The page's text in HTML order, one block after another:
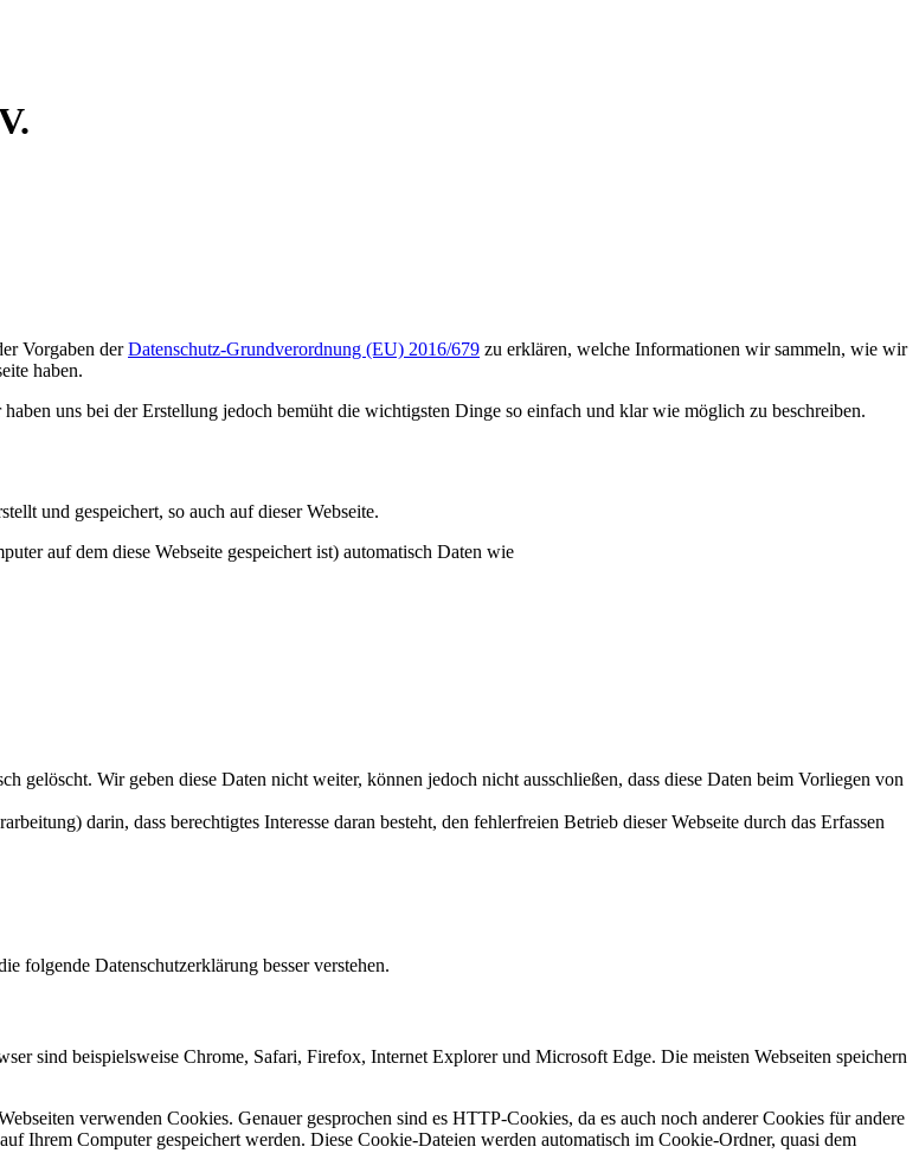
Vorgaben derDatenschutz-Grundverordnung (EU) 2016/679 zu erklären, welche Informationen wir sammeln, wie wir
haben.
uns bei der Erstellung jedoch bemüht die wichtigsten Dinge so einfach und klar wie möglich zu beschreiben.
und gespeichert, so auch auf dieser Webseite.
auf dem diese Webseite gespeichert ist) automatisch Daten wie
gelöscht. Wir geben diese Daten nicht weiter, können jedoch nicht ausschließen, dass diese Daten beim Vorliegen von
darin, dass berechtigtes Interesse daran besteht, den fehlerfreien Betrieb dieser Webseite durch das Erfassen
folgende Datenschutzerklärung besser verstehen.
sind beispielsweise Chrome, Safari, Firefox, Internet Explorer und Microsoft Edge. Die meisten Webseiten speichern
verwenden Cookies. Genauer gesprochen sind es HTTP-Cookies, da es auch noch anderer Cookies für andere
Ihrem Computer gespeichert werden. Diese Cookie-Dateien werden automatisch im Cookie-Ordner, quasi dem